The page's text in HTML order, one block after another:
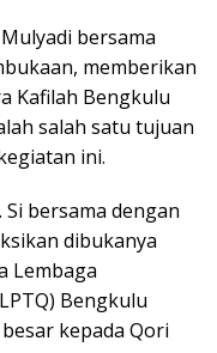
bersama
memberikan
Kafilah Bengkulu
salah satu tujuan
ini.
Si bersama dengan
dibukanya
Lembaga
Bengkulu
kepada Qori